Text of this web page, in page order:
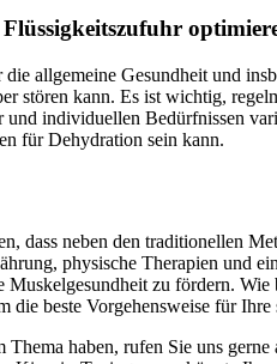
allgemeine Gesundheit und
stören kann. Es ist wichtig,
individuellen Bedürfnissen
für Dehydration sein kann.
dass neben den traditionellen
physische Therapien und
Muskelgesundheit zu fördern.
die beste Vorgehensweise für
Thema haben, rufen Sie uns